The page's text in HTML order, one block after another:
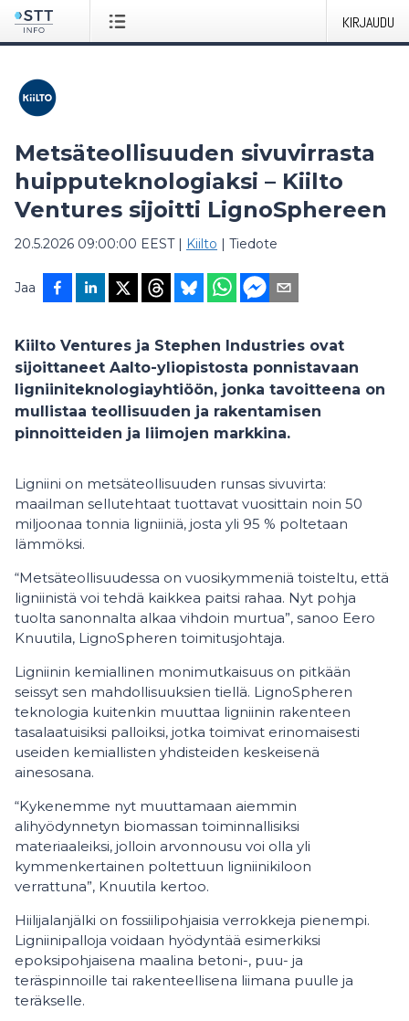
KIRJAUDU
Metsäteollisuuden sivuvirrasta
huipputeknologiaksi – Kiilto
Ventures sijoitti LignoSphereen
20.5.2026 09:00:00 EEST| Kiilto | Tiedote
Jaa
Kiilto Ventures ja Stephen Industries ovat
sijoittaneet Aalto-yliopistosta ponnistavaan
ligniiniteknologiayhtiöön, jonka tavoitteena on
mullistaa teollisuuden ja rakentamisen
pinnoitteiden ja liimojen markkina.
Ligniini on metsäteollisuuden runsas sivuvirta:
maailman sellutehtaat tuottavat vuosittain noin 50
miljoonaa tonnia ligniiniä, josta yli 95 % poltetaan
lämmöksi.
“Metsäteollisuudessa on vuosikymmeniä toisteltu, että
ligniinistä voi tehdä kaikkea paitsi rahaa. Nyt pohja
tuolta sanonnalta alkaa vihdoin murtua”, sanoo Eero
Knuutila, LignoSpheren toimitusjohtaja.
Ligniinin kemiallinen monimutkaisuus on pitkään
seissyt sen mahdollisuuksien tiellä. LignoSpheren
teknologia kuitenkin muuttaa ligniinin rakenteen
tasalaatuisiksi palloiksi, jotka toimivat erinomaisesti
useiden kemiallisten yhdisteiden keskeisenä
ainesosana.
“Kykenemme nyt muuttamaan aiemmin
alihyödynnetyn biomassan toiminnallisiksi
materiaaleiksi, jolloin arvonnousu voi olla yli
kymmenkertainen poltettuun ligniinikiloon
verrattuna”, Knuutila kertoo.
Hiilijalanjälki on fossiilipohjaisia verrokkeja pienempi.
Ligniinipalloja voidaan hyödyntää esimerkiksi
epoksipohjaisena maalina betoni-, puu- ja
teräspinnoille tai rakenteellisena liimana puulle ja
teräkselle.